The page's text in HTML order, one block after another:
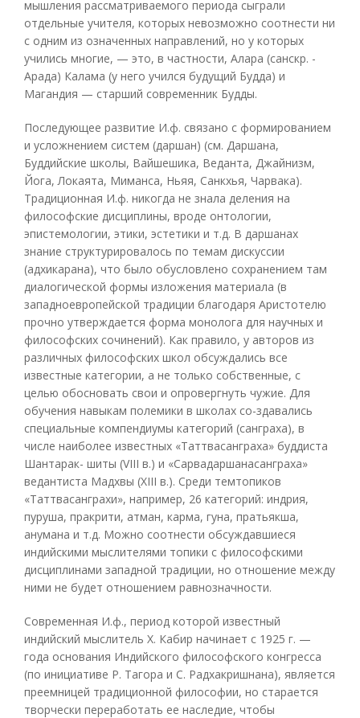
мышления рассматриваемого периода сыграли
отдельные учителя, которых невозможно соотнести ни
с одним из означенных направлений, но у которых
учились многие, — это, в частности, Алара (санскр. -
Арада) Калама (у него учился будущий Будда) и
Магандия — старший современник Будды.
Последующее развитие И.ф. связано с формированием
и усложнением систем (даршан) (см. Даршана,
Буддийские школы, Вайшешика, Веданта, Джайнизм,
Йога, Локаята, Миманса, Ньяя, Санкхья, Чарвака).
Традиционная И.ф. никогда не знала деления на
философские дисциплины, вроде онтологии,
эпистемологии, этики, эстетики и т.д. В даршанах
знание структурировалось по темам дискуссии
(адхикарана), что было обусловлено сохранением там
диалогической формы изложения материала (в
западноевропейской традиции благодаря Аристотелю
прочно утверждается форма монолога для научных и
философских сочинений). Как правило, у авторов из
различных философских школ обсуждались все
известные категории, а не только собственные, с
целью обосновать свои и опровергнуть чужие. Для
обучения навыкам полемики в школах со-здавались
специальные компендиумы категорий (санграха), в
числе наиболее известных «Таттвасанграха» буддиста
Шантарак- шиты (VIII в.) и «Сарвадаршанасанграха»
ведантиста Мадхвы (XIII в.). Среди темтопиков
«Таттвасанграхи», например, 26 категорий: индрия,
пуруша, пракрити, атман, карма, гуна, пратьякша,
анумана и т.д. Можно соотнести обсуждавшиеся
индийскими мыслителями топики с философскими
дисциплинами западной традиции, но отношение между
ними не будет отношением равнозначности.
Современная И.ф., период которой известный
индийский мыслитель X. Кабир начинает с 1925 г. —
года основания Индийского философского конгресса
(по инициативе Р. Тагора и С. Радхакришнана), является
преемницей традиционной философии, но старается
творчески переработать ее наследие, чтобы